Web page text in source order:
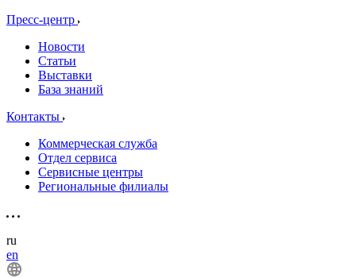
Пресс-центр
Новости
Статьи
Выставки
База знаний
Контакты
Коммерческая служба
Отдел сервиса
Сервисные центры
Региональные филиалы
ru
en